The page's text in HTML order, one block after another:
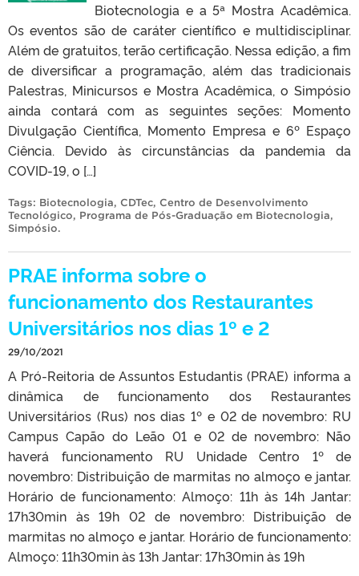
Biotecnologia e a 5ª Mostra Acadêmica.
Os eventos são de caráter científico e multidisciplinar.
Além de gratuitos, terão certificação. Nessa edição, a fim
de diversificar a programação, além das tradicionais
Palestras, Minicursos e Mostra Acadêmica, o Simpósio
ainda contará com as seguintes seções: Momento
Divulgação Científica, Momento Empresa e 6º Espaço
Ciência. Devido às circunstâncias da pandemia da
COVID-19, o […]
Tags: Biotecnologia, CDTec, Centro de Desenvolvimento
Tecnológico, Programa de Pós-Graduação em Biotecnologia,
Simpósio.
PRAE informa sobre o
funcionamento dos Restaurantes
Universitários nos dias 1º e 2
29/10/2021
A Pró-Reitoria de Assuntos Estudantis (PRAE) informa a
dinâmica de funcionamento dos Restaurantes
Universitários (Rus) nos dias 1º e 02 de novembro: RU
Campus Capão do Leão 01 e 02 de novembro: Não
haverá funcionamento RU Unidade Centro 1º de
novembro: Distribuição de marmitas no almoço e jantar.
Horário de funcionamento: Almoço: 11h às 14h Jantar:
17h30min às 19h 02 de novembro: Distribuição de
marmitas no almoço e jantar. Horário de funcionamento:
Almoço: 11h30min às 13h Jantar: 17h30min às 19h